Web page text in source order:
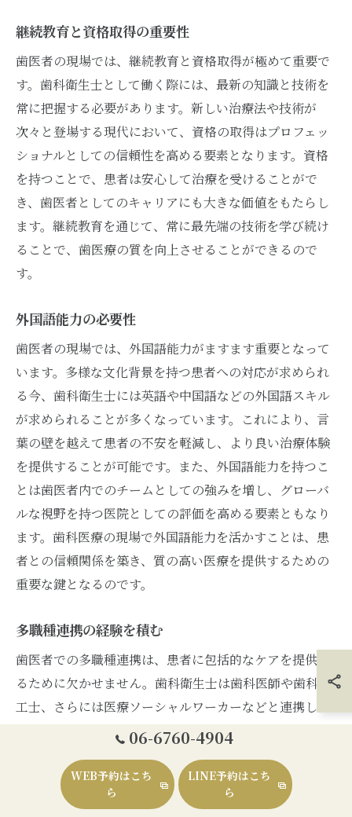
継続教育と資格取得の重要性
歯医者の現場では、継続教育と資格取得が極めて重要で
す。歯科衛生士として働く際には、最新の知識と技術を
常に把握する必要があります。新しい治療法や技術が
次々と登場する現代において、資格の取得はプロフェッ
ショナルとしての信頼性を高める要素となります。資格
を持つことで、患者は安心して治療を受けることがで
き、歯医者としてのキャリアにも大きな価値をもたらし
ます。継続教育を通じて、常に最先端の技術を学び続け
ることで、歯医療の質を向上させることができるので
す。
外国語能力の必要性
歯医者の現場では、外国語能力がますます重要となって
います。多様な文化背景を持つ患者への対応が求められ
る今、歯科衛生士には英語や中国語などの外国語スキル
が求められることが多くなっています。これにより、言
葉の壁を越えて患者の不安を軽減し、より良い治療体験
を提供することが可能です。また、外国語能力を持つこ
とは歯医者内でのチームとしての強みを増し、グローバ
ルな視野を持つ医院としての評価を高める要素ともなり
ます。歯科医療の現場で外国語能力を活かすことは、患
者との信頼関係を築き、質の高い医療を提供するための
重要な鍵となるのです。
多職種連携の経験を積む
歯医者での多職種連携は、患者に包括的なケアを提供す
るために欠かせません。歯科衛生士は歯科医師や歯科技
工士、さらには医療ソーシャルワーカーなどと連携し、
患者の健康を総合的にサポートします。このような多職
ームワークスキルを磨く絶好の機会です。さらに、各職
種との連携を通じて得た知識や技術は、患者に対するア
06-6760-4904
WEB予約はこち
ら
LINE予約はこち
ら